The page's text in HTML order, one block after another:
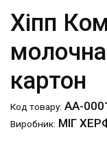
Хіпп
картон
Код товару: АА-
Виробник: МІГ